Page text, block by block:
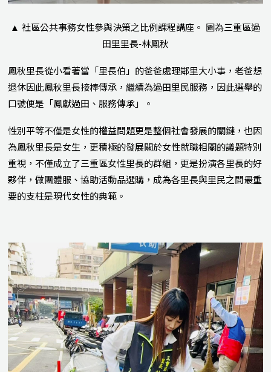
▲社區公共事務女性參與決策之比例課程講座。 圖為三重區過
田里里長-林鳳秋
鳳秋里長從小看著當「里長伯」的爸爸處理鄰里大小事，老爸想
退休因此鳳秋里長接棒傳承，繼續為過田里民服務，因此選舉的
口號便是「鳳獻過田、服務傳承」。
性別平等不僅是女性的權益問題更是整個社會發展的關鍵，也因
為鳳秋里長是女生，更積極的發展關於女性就職相關的議題特別
重視，不僅成立了三重區女性里長的群組，更是扮演各里長的好
夥伴，做團體服、協助活動品選購，成為各里長與里民之間最重
要的支柱是現代女性的典範。